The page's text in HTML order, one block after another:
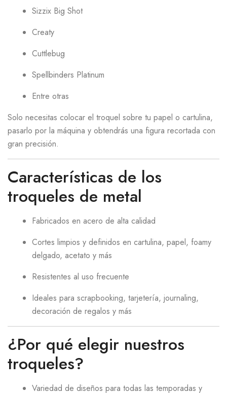
Sizzix Big Shot
Creaty
Cuttlebug
Spellbinders Platinum
Entre otras
Solo necesitas colocar el troquel sobre tu papel o cartulina,
pasarlo por la máquina y obtendrás una figura recortada con
gran precisión.
Características de los
troqueles de metal
Fabricados en acero de alta calidad
Cortes limpios y definidos en cartulina, papel, foamy
delgado, acetato y más
Resistentes al uso frecuente
Ideales para scrapbooking, tarjetería, journaling,
decoración de regalos y más
¿Por qué elegir nuestros
troqueles?
Variedad de diseños para todas las temporadas y